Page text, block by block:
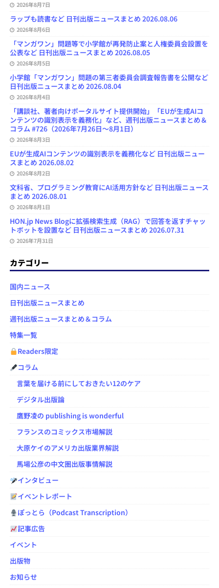
2026年8月7日
ラップも読書など 日刊出版ニュースまとめ 2026.08.06
2026年8月6日
「マンガワン」問題等で小学館が再発防止案と人権委員会設置を
公表など 日刊出版ニュースまとめ 2026.08.05
2026年8月5日
小学館「マンガワン」問題の第三者委員会調査報告書を公開など
日刊出版ニュースまとめ 2026.08.04
2026年8月4日
「講談社、著者向けポータルサイト提供開始」「EUが生成AIコ
ンテンツの識別表示を義務化」など、週刊出版ニュースまとめ＆
コラム #726（2026年7月26日～8月1日）
2026年8月3日
EUが生成AIコンテンツの識別表示を義務化など 日刊出版ニュー
スまとめ 2026.08.02
2026年8月2日
文科省、プログラミング教育にAI活用方針など 日刊出版ニュース
まとめ 2026.08.01
2026年8月1日
HON.jp News Blogに拡張検索生成（RAG）で回答を返すチャッ
トボットを設置など 日刊出版ニュースまとめ 2026.07.31
2026年7月31日
カテゴリー
国内ニュース
日刊出版ニュースまとめ
週刊出版ニュースまとめ＆コラム
特集一覧
Readers限定
コラム
言葉を届ける前にしておきたい12のケア
デジタル出版論
鷹野凌の publishing is wonderful
フランスのコミックス市場解説
大原ケイのアメリカ出版業界解説
馬場公彦の中文圏出版事情解説
インタビュー
イベントレポート
ぽっとら（Podcast Transcription）
記事広告
イベント
出版物
お知らせ